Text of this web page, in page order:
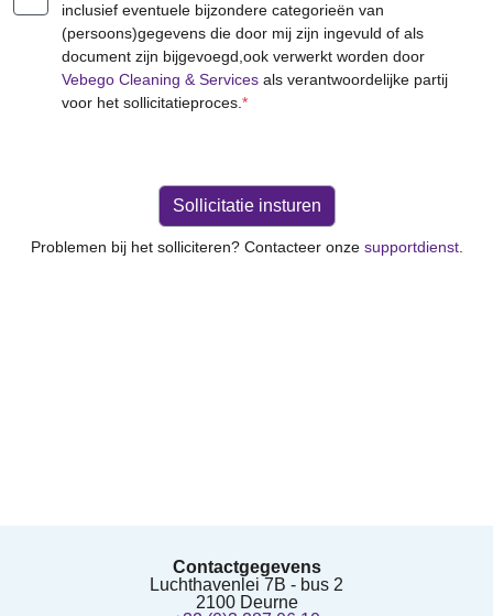
inclusief eventuele bijzondere categorieën van
(persoons)gegevens die door mij zijn ingevuld of als
document zijn bijgevoegd,ook verwerkt worden door
Vebego Cleaning & Services als verantwoordelijke partij
voor het sollicitatieproces.*
Problemen bij het solliciteren? Contacteer onze supportdienst.
Contactgegevens
Luchthavenlei 7B - bus 2
2100 Deurne